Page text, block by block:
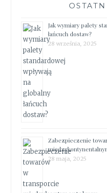
Jak wymiary palety
łańcuch dostaw?
28 września, 2025
Zabezpieczenie
28 maja, 2025